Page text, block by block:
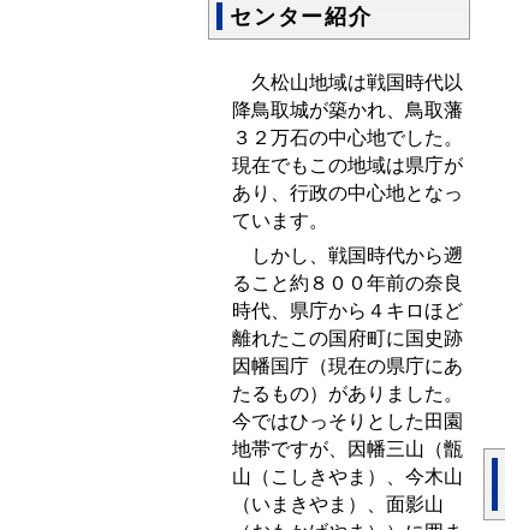
センター紹介
久松山地域は戦国時代以
降鳥取城が築かれ、鳥取藩
３２万石の中心地でした。
現在でもこの地域は県庁が
あり、行政の中心地となっ
ています。
しかし、戦国時代から遡
ること約８００年前の奈良
時代、県庁から４キロほど
離れたこの国府町に国史跡
因幡国庁（現在の県庁にあ
たるもの）がありました。
今ではひっそりとした田園
地帯ですが、因幡三山（甑
山（こしきやま）、今木山
（いまきやま）、面影山